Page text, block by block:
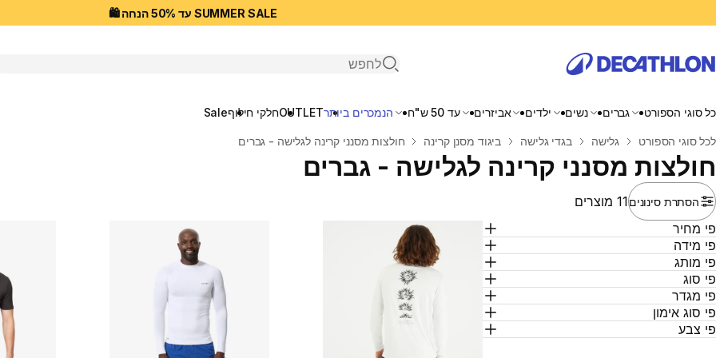
SUMMER SALE עד 50% הנחה 🛍️
פתיחת חיפוש
כל סוגי הספורט גברים נשים ילדים אביזרים עד 50 ש"ח הנמכרים ביותרOUTLETחלקי חילוףSale
בית
לכל סוגי הספורט גלישה בגדי גלישה ביגוד מסנן קרינה חולצות מסנני קרינה לגלישה - גברים
חולצות מסנני קרינה לגלישה - גברים
הסתרת סינונים11 מוצרים
מחיר
מידה
מותג
סוג
מגדר
סוג אימון
צבע